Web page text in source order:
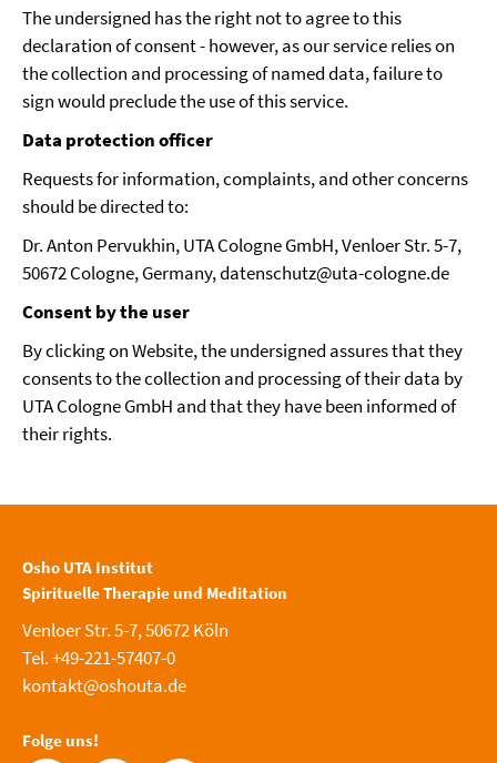
The undersigned has the right not to agree to this
declaration of consent - however, as our service relies on
the collection and processing of named data, failure to
sign would preclude the use of this service.
Data protection officer
Requests for information, complaints, and other concerns
should be directed to:
Dr. Anton Pervukhin, UTA Cologne GmbH, Venloer Str. 5-7,
50672 Cologne, Germany, datenschutz@uta-cologne.de
Consent by the user
By clicking on Website, the undersigned assures that they
consents to the collection and processing of their data by
UTA Cologne GmbH and that they have been informed of
their rights.
Osho UTA Institut
Spirituelle Therapie und Meditation
Venloer Str. 5-7, 50672 Köln
Tel. +49-221-57407-0
kontakt@oshouta.de
Folge uns!